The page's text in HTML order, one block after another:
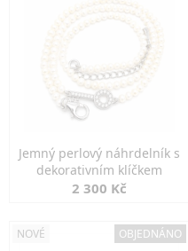
Jemný perlový náhrdelník s
dekorativním klíčkem
2 300 Kč
NOVÉ OBJEDNÁNO